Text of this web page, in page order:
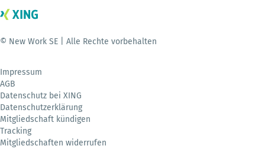
© New Work SE | Alle Rechte vorbehalten
Impressum
AGB
Datenschutz bei XING
Datenschutzerklärung
Mitgliedschaft kündigen
Tracking
Mitgliedschaften widerrufen